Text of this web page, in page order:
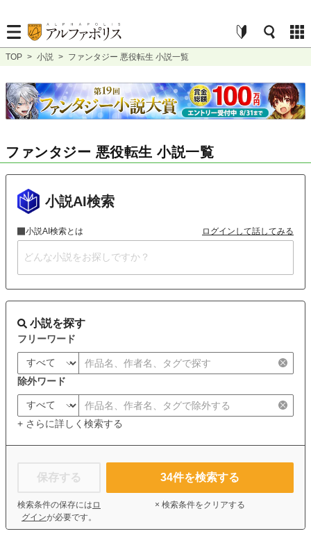
TOP > 小説 > ファンタジー 悪役転生 小説一覧
ファンタジー 悪役転生 小説一覧
小説AI検索
小説AI検索とは ログインして話してみる
小説を探す
フリーワード
除外ワード
+ さらに詳しく検索する
保存する
検索条件の保存には ロ
グインが必要です。
34件を検索する
× 検索条件をクリアする